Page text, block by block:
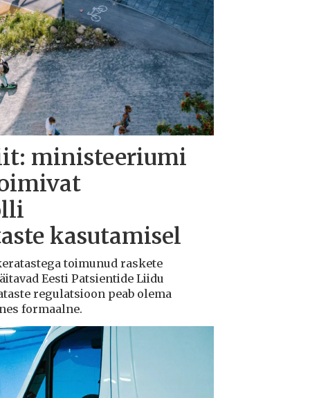
ministeeriumi
kasutamisel
toimunud raskete
Eesti Patsientide Liidu
regulatsioon peab olema
formaalne.